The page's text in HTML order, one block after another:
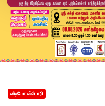
வீடியோ ஸ்டோரி